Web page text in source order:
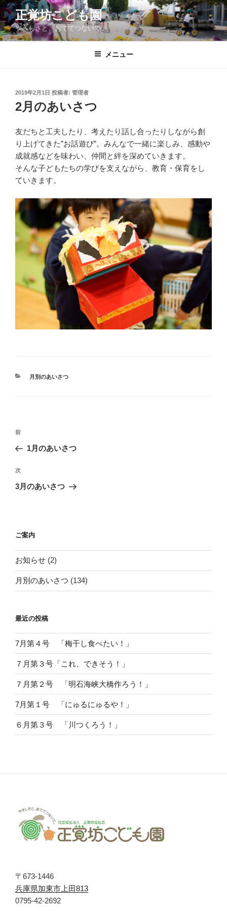
コ
ン
テ
ン
正覚坊こども園
やさしさと、おててつないで。
メニュー
投
稿
日:
2019年2月1日 投稿者: 管理者
2月のあいさつ
友だちと工夫したり、考えたり話し合ったりしながら創
り上げてきた”お話遊び”。みんなで一緒に楽しみ、感動や
成就感などを味わい、仲間と絆を深めていきます。
そんな子どもたちの学びを支えながら、教育・保育をし
ていきます。
カ
月別のあいさつ
投
ナ
ビ
ゲ
ン
前
の
稿
前
1月のあいさつ
次
の
次
3月のあいさつ
ご案内
お知らせ (2)
月別のあいさつ (134)
最近の投稿
7月第４号 「梅干し食べたい！」
７月第３号「これ、できそう！」
７月第２号 「明石海峡大橋作ろう！」
7月第１号 「にゅるにゅるや！」
６月第３号 「川つくろう！」
〒673-1446
兵庫県加東市上田813
0795-42-2692